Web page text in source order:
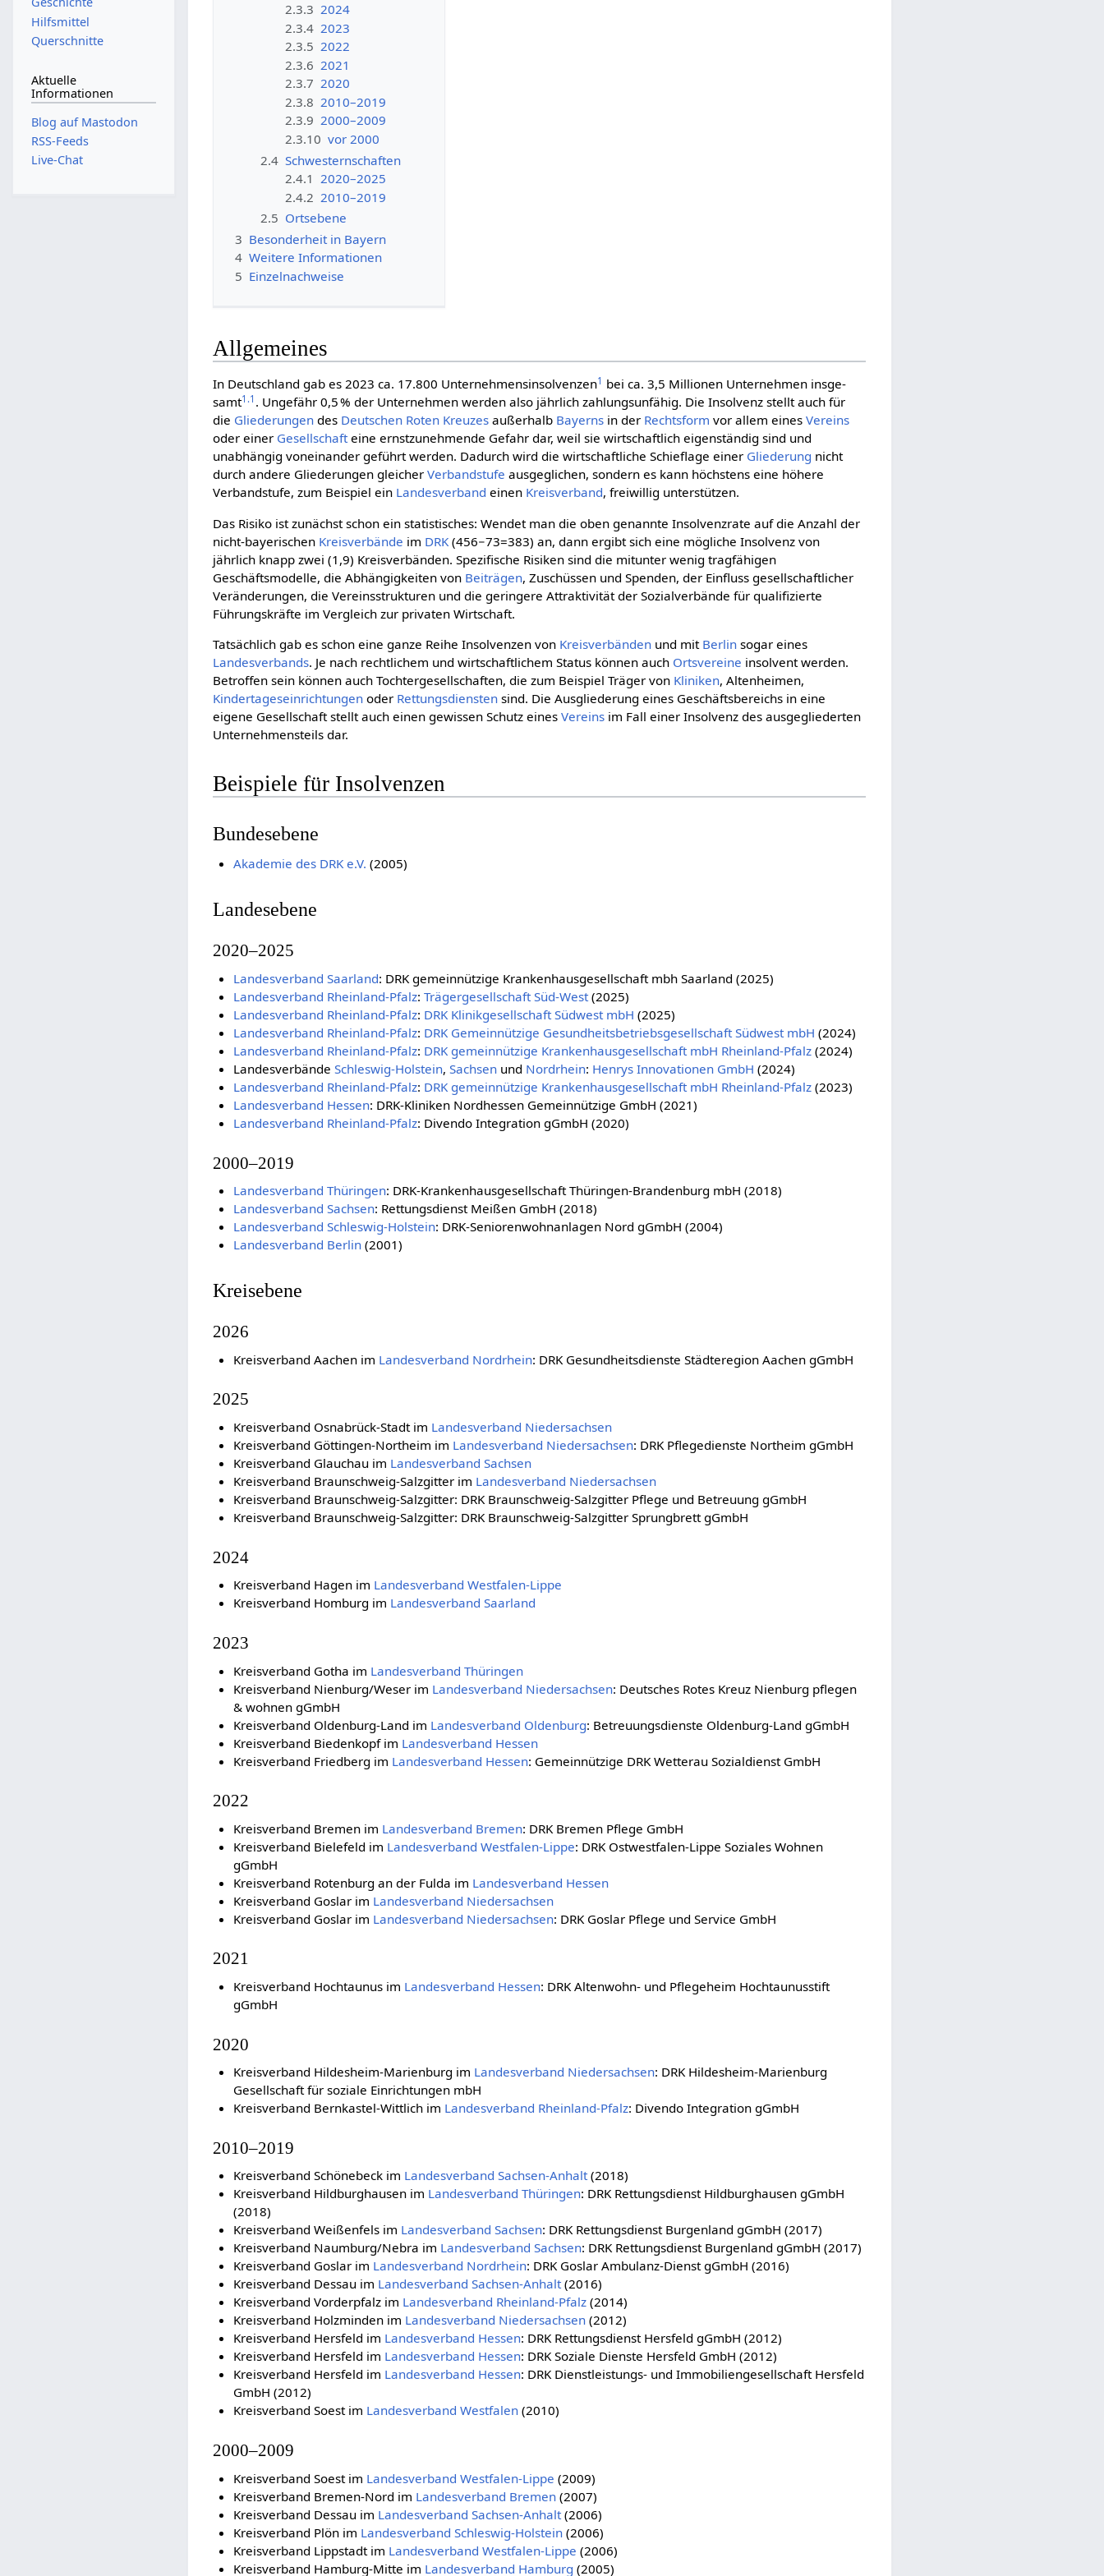
2.3.3 2024
2.3.4 2023
2.3.5 2022
2.3.6 2021
2.3.7 2020
2.3.8 2010–2019
2.3.9 2000–2009
2.3.10 vor 2000
2.4 Schwesternschaften
2.4.1 2020–2025
2.4.2 2010–2019
2.5 Ortsebene
3 Besonderheit in Bayern
4 Weitere Informationen
5 Einzelnachweise
Allgemeines
In Deutschland gab es 2023 ca. 17.800 Unter­nehmens­insolvenzen1 bei ca. 3,5 Millionen Unternehmen ins­ge­
samt1.1 . Ungefähr 0,5 % der Unternehmen werden also jährlich zahlungsunfähig. Die Insolvenz stellt auch für
die Gliederungen des Deut­schen Roten Kreu­zes außerhalb Bayerns in der Rechtsform vor allem einesVereins
oder einer Gesellschafteine ernstzunehmende Gefahr dar, weil sie wirtschaftlich eigenständig sind und
unabhängig voneinander geführt werden. Dadurch wird die wirtschaftliche Schieflage einer Gliederung nicht
durch andere Gliederungen gleicherVerbandstufe ausgeglichen, sondern es kann höchstens eine höhere
Verbandstufe, zum Beispiel ein Landesverband einen Kreisverband, freiwillig unterstützen.
Das Risiko ist zunächst schon ein statistisches: Wendet man die oben genannte Insolvenzrate auf die Anzahl der
nicht-bayerischen Kreis­verbände im DRK (456−73=383) an, dann ergibt sich eine mögliche Insolvenz von
jährlich knapp zwei (1,9) Kreisverbänden. Spezifische Risiken sind die mitunter wenig tragfähigen
Geschäftsmodelle, die Abhängigkeiten von Beiträgen, Zuschüssen und Spenden, der Einfluss gesellschaftlicher
Veränderungen, die Vereinsstrukturen und die geringere Attraktivität der Sozialverbände für qualifizierte
Führungskräfte im Vergleich zur privaten Wirtschaft.
Tatsächlich gab es schon eine ganze Reihe Insolvenzen von Kreis­verbänden und mit Berlin sogar eines
Landesverbands. Je nach rechtlichem und wirtschaftlichem Status können auch Ortsvereine insolvent werden.
Betroffen sein können auch Tochtergesellschaften, die zum Beispiel Träger von Kliniken, Altenheimen,
Kindertageseinrichtungen oder Rettungsdiensten sind. Die Ausgliederung eines Geschäftsbereichs in eine
eigene Gesellschaft stellt auch einen gewissen Schutz einesVereins im Fall einer Insolvenz des ausgegliederten
Unternehmensteils dar.
Beispiele für Insolvenzen
Bundesebene
Akademie des DRK e.V. (2005)
Landesebene
2020–2025
Landesverband Saarland: DRK gemeinnützige Krankenhausgesellschaft mbh Saarland (2025)
Landesverband Rheinland-Pfalz: Trägergesellschaft Süd-West(2025)
Landesverband Rheinland-Pfalz: DRK Klinikgesellschaft Südwest mbH (2025)
Landesverband Rheinland-Pfalz: DRK Gemeinnützige Gesundheitsbetriebsgesellschaft Südwest mbH (2024)
Landesverband Rheinland-Pfalz: DRK gemeinnützige Krankenhausgesellschaft mbH Rheinland-Pfalz(2024)
Landesverbände Schleswig-Holstein, Sachsenund Nordrhein: Henrys Innovationen GmbH (2024)
Landesverband Rheinland-Pfalz: DRK gemeinnützige Krankenhausgesellschaft mbH Rheinland-Pfalz(2023)
Landesverband Hessen: DRK-Kliniken Nordhessen Gemeinnützige GmbH (2021)
Landesverband Rheinland-Pfalz: Divendo Integration gGmbH (2020)
2000–2019
Landesverband Thüringen: DRK-Krankenhausgesellschaft Thüringen-Brandenburg mbH (2018)
Landesverband Sachsen: Rettungsdienst Meißen GmbH (2018)
Landesverband Schleswig-Holstein: DRK-Seniorenwohnanlagen Nord gGmbH (2004)
Landesverband Berlin(2001)
Kreisebene
2026
Kreisverband Aachen im Landesverband Nordrhein: DRK Gesundheitsdienste Städteregion Aachen gGmbH
2025
Kreisverband Osnabrück-Stadt im Landesverband Niedersachsen
Kreisverband Göttingen-Northeim im Landesverband Niedersachsen: DRK Pflegedienste Northeim gGmbH
Kreisverband Glauchau im Landesverband Sachsen
Kreisverband Braunschweig-Salzgitter im Landesverband Niedersachsen
Kreisverband Braunschweig-Salzgitter: DRK Braunschweig-Salzgitter Pflege und Betreuung gGmbH
Kreisverband Braunschweig-Salzgitter: DRK Braunschweig-Salzgitter Sprungbrett gGmbH
2024
Kreisverband Hagen im Landesverband Westfalen-Lippe
Kreisverband Homburg im Landesverband Saarland
2023
Kreisverband Gotha im Landesverband Thüringen
Kreisverband Nienburg/Weser im Landesverband Niedersachsen: Deutsches Rotes Kreuz Nienburg pflegen
& wohnen gGmbH
Kreisverband Oldenburg-Land im Landesverband Oldenburg: Betreuungsdienste Oldenburg-Land gGmbH
Kreisverband Biedenkopf im Landesverband Hessen
Kreisverband Friedberg im Landesverband Hessen: Gemeinnützige DRK Wetterau Sozialdienst GmbH
2022
Kreisverband Bremen im Landesverband Bremen: DRK Bremen Pflege GmbH
Kreisverband Bielefeld im Landesverband Westfalen-Lippe: DRK Ostwestfalen-Lippe Soziales Wohnen
gGmbH
Kreisverband Rotenburg an der Fulda im Landesverband Hessen
Kreisverband Goslar im Landesverband Niedersachsen
Kreisverband Goslar im Landesverband Niedersachsen: DRK Goslar Pflege und Service GmbH
2021
Kreisverband Hochtaunus im Landesverband Hessen: DRK Altenwohn- und Pflegeheim Hochtaunusstift
gGmbH
2020
Kreisverband Hildesheim-Marienburg im Landesverband Niedersachsen: DRK Hildesheim-Marienburg
Gesellschaft für soziale Einrichtungen mbH
Kreisverband Bernkastel-Wittlich im Landesverband Rheinland-Pfalz: Divendo Integration gGmbH
2010–2019
Kreisverband Schönebeck im Landesverband Sachsen-Anhalt(2018)
Kreisverband Hildburghausen im Landesverband Thüringen: DRK Rettungsdienst Hildburghausen gGmbH
(2018)
Kreisverband Weißenfels im Landesverband Sachsen: DRK Rettungsdienst Burgenland gGmbH (2017)
Kreisverband Naumburg/Nebra im Landesverband Sachsen: DRK Rettungsdienst Burgenland gGmbH (2017)
Kreisverband Goslar im Landesverband Nordrhein: DRK Goslar Ambulanz-Dienst gGmbH (2016)
Kreisverband Dessau im Landesverband Sachsen-Anhalt(2016)
Kreisverband Vorderpfalz im Landesverband Rheinland-Pfalz(2014)
Kreisverband Holzminden im Landesverband Niedersachsen(2012)
Kreisverband Hersfeld im Landesverband Hessen: DRK Rettungsdienst Hersfeld gGmbH (2012)
Kreisverband Hersfeld im Landesverband Hessen: DRK Soziale Dienste Hersfeld GmbH (2012)
Kreisverband Hersfeld im Landesverband Hessen: DRK Dienstleistungs- und Immobiliengesellschaft Hersfeld
GmbH (2012)
Kreisverband Soest im Landesverband Westfalen(2010)
2000–2009
Kreisverband Soest im Landesverband Westfalen-Lippe (2009)
Kreisverband Bremen-Nord im Landesverband Bremen(2007)
Kreisverband Dessau im Landesverband Sachsen-Anhalt(2006)
Kreisverband Plön im Landesverband Schleswig-Holstein(2006)
Kreisverband Lippstadt im Landesverband Westfalen-Lippe (2006)
Kreisverband Hamburg-Mitte im Landesverband Hamburg (2005)
Hilfsmittel
Querschnitte
Aktuelle
Informationen
Blog auf Mastodon
RSS-Feeds
Live-Chat